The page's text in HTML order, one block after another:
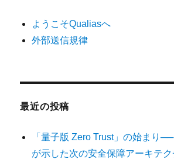
ようこそQualiasへ
外部送信規律
最近の投稿
「量子版 Zero Trust」の始まり
が示した次の安全保障アーキテク